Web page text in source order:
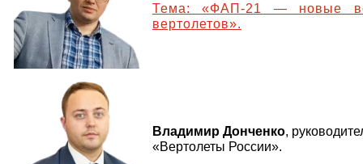
Тема: «ФАП-21 — новые
вертолетов».
Владимир Донченко,
«Вертолеты России».